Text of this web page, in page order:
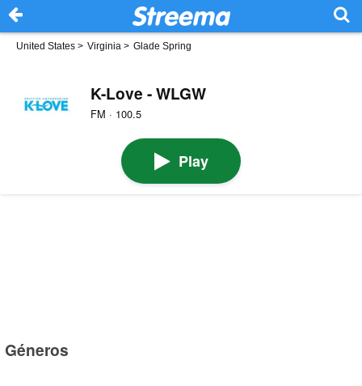
United States > Virginia > Glade Spring
K-Love - WLGW
FM · 100.5
Play
Géneros